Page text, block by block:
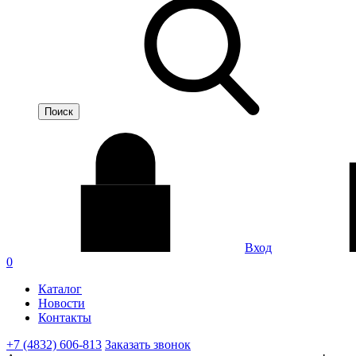
Вход
0
Каталог
Новости
Контакты
+7 (4832) 606-813 Заказать звонок